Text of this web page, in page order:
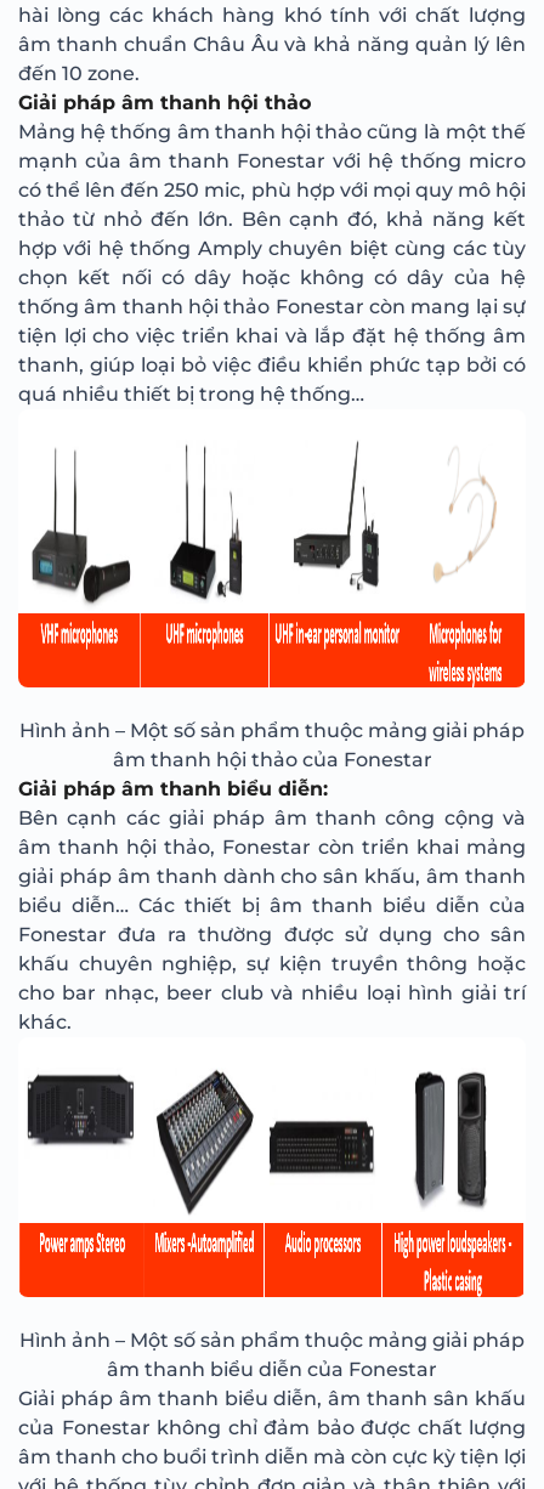
hài lòng các khách hàng khó tính với chất lượng
âm thanh chuẩn Châu Âu và khả năng quản lý lên
đến 10 zone.
Giải pháp âm thanh hội thảo
Mảng hệ thống âm thanh hội thảo cũng là một thế
mạnh của âm thanh Fonestar với hệ thống micro
có thể lên đến 250 mic, phù hợp với mọi quy mô hội
thảo từ nhỏ đến lớn. Bên cạnh đó, khả năng kết
hợp với hệ thống Amply chuyên biệt cùng các tùy
chọn kết nối có dây hoặc không có dây của hệ
thống âm thanh hội thảo Fonestar còn mang lại sự
tiện lợi cho việc triển khai và lắp đặt hệ thống âm
thanh, giúp loại bỏ việc điều khiển phức tạp bởi có
quá nhiều thiết bị trong hệ thống…
Hình ảnh – Một số sản phẩm thuộc mảng giải pháp
âm thanh hội thảo của Fonestar
Giải pháp âm thanh biểu diễn:
Bên cạnh các giải pháp âm thanh công cộng và
âm thanh hội thảo, Fonestar còn triển khai mảng
giải pháp âm thanh dành cho sân khấu, âm thanh
biểu diễn… Các thiết bị âm thanh biểu diễn của
Fonestar đưa ra thường được sử dụng cho sân
khấu chuyên nghiệp, sự kiện truyền thông hoặc
cho bar nhạc, beer club và nhiều loại hình giải trí
khác.
Hình ảnh – Một số sản phẩm thuộc mảng giải pháp
âm thanh biểu diễn của Fonestar
Giải pháp âm thanh biểu diễn, âm thanh sân khấu
của Fonestar không chỉ đảm bảo được chất lượng
âm thanh cho buổi trình diễn mà còn cực kỳ tiện lợi